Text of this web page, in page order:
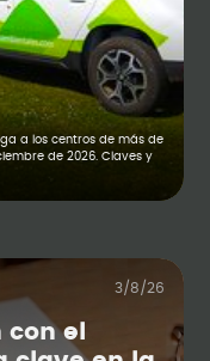
a los centros de más de
de 2026. Claves y
3/8/26
el